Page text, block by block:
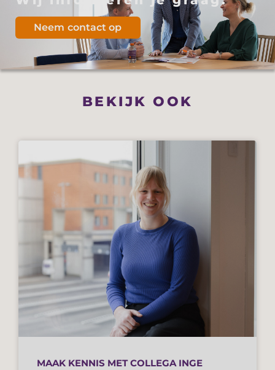
Neem contact op
BEKIJK OOK
MAAK KENNIS MET COLLEGA INGE